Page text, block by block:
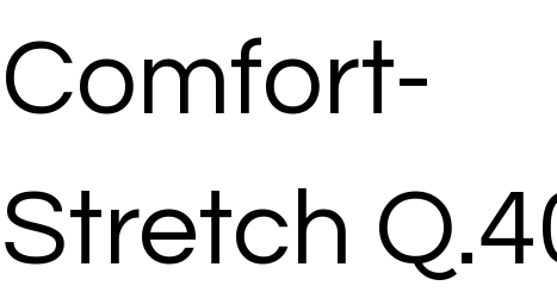
Comfort-
Stretch